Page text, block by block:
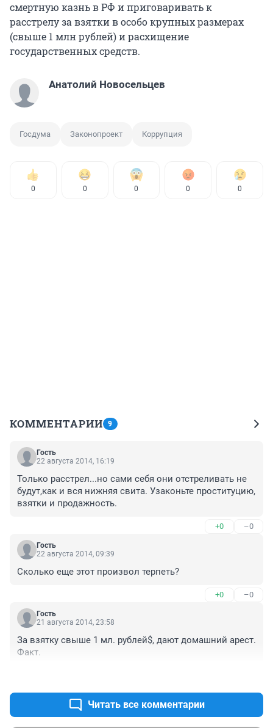
смертную казнь в РФ и приговаривать к
расстрелу за взятки в особо крупных размерах
(свыше 1 млн рублей) и расхищение
государственных средств.
Анатолий Новосельцев
Госдума Законопроект Коррупция
0 0 0 0 0
КОММЕНТАРИИ 9
Гость
22 августа 2014, 16:19
Только расстрел...но сами себя они отстреливать не
будут,как и вся нижняя свита. Узаконьте проституцию,
взятки и продажность.
+0 –0
Гость
22 августа 2014, 09:39
Сколько еще этот произвол терпеть?
+0 –0
Гость
21 августа 2014, 23:58
За взятку свыше 1 мл. рублей$, дают домашний арест.
Факт.
Читать все комментарии